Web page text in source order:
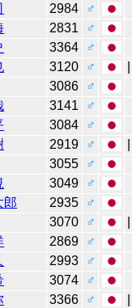
2984
♂
2831
♂
3364
♂
3120 ♂
3086
♂
3141
♂
3084
♂
2919 ♂
3055
♂
3049
♂
郎 2935
♂
3070 ♂
2869
♂
2993
♂
3074
♂
3366 ♂